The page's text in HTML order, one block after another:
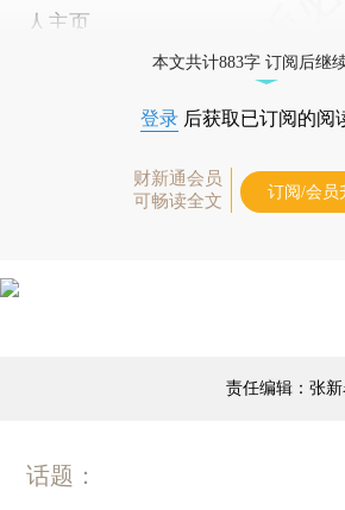
人主页
本文共计883字 订阅后继
登录 后获取已订阅的阅
财新通会员
可畅读全文
订阅/会员
责任编辑：张
话题：